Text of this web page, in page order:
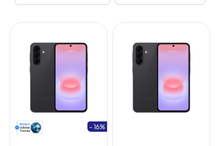
- 16%